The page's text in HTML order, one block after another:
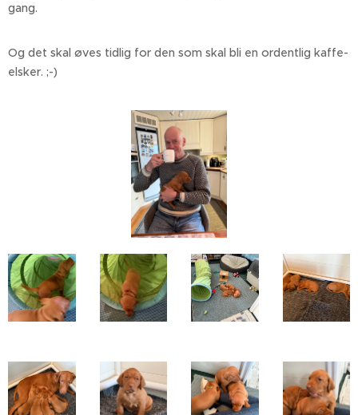
gang.
Og det skal øves tidlig for den som skal bli en ordentlig kaffe-
elsker. ;-)